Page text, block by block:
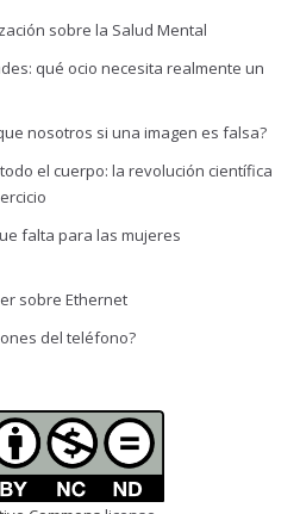
sobre la Salud Mental
qué ocio necesita realmente un
nosotros si una imagen es falsa?
todo el cuerpo: la revolución científica
falta para las mujeres
sobre Ethernet
del teléfono?